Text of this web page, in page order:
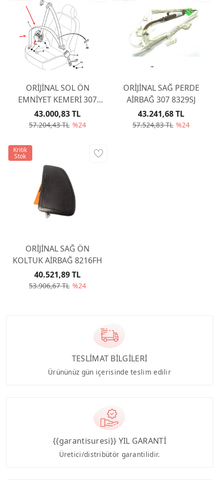
ORİJİNAL SOL ÖN
EMNİYET KEMERİ 307
8974T9
57.204,43 TL %24
43.000,83 TL
ORİJİNAL SAĞ PERDE
AİRBAĞ 307 8329SJ
57.524,83 TL %24
43.241,68 TL
ORİJİNAL SAĞ ÖN
KOLTUK AİRBAĞ 8216FH
53.906,67 TL %24
40.521,89 TL
Kritik
Stok
TESLİMAT BİLGİLERİ
Ürününüz gün içerisinde teslim edilir
{{garantisuresi}} YIL GARANTİ
Üretici/distribütör garantilidir.